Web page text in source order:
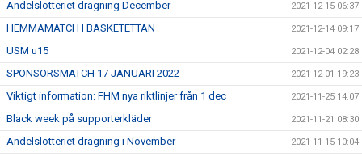
Andelslotteriet dragning December 2021-12-15 06:37
HEMMAMATCH I BASKETETTAN 2021-12-14 09:17
USM u15 2021-12-04 02:28
SPONSORSMATCH 17 JANUARI 2022 2021-12-01 19:23
Viktigt information: FHM nya riktlinjer från 1 dec 2021-11-25 14:07
Black week på supporterkläder 2021-11-21 08:30
Andelslotteriet dragning i November 2021-11-15 10:04